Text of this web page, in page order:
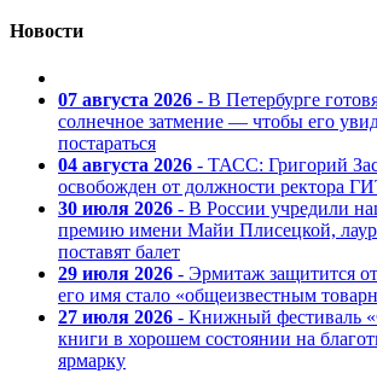
Новости
07 августа 2026 - В Петербурге
солнечное затмение — чтобы его
постараться
04 августа 2026 - ТАСС: Григорий
освобожден от должности ректора
30 июля 2026 - В России учредили
премию имени Майи Плисецкой,
поставят балет
29 июля 2026 - Эрмитаж защитится
его имя стало «общеизвестным
27 июля 2026 - Книжный фестиваль
книги в хорошем состоянии на
ярмарку